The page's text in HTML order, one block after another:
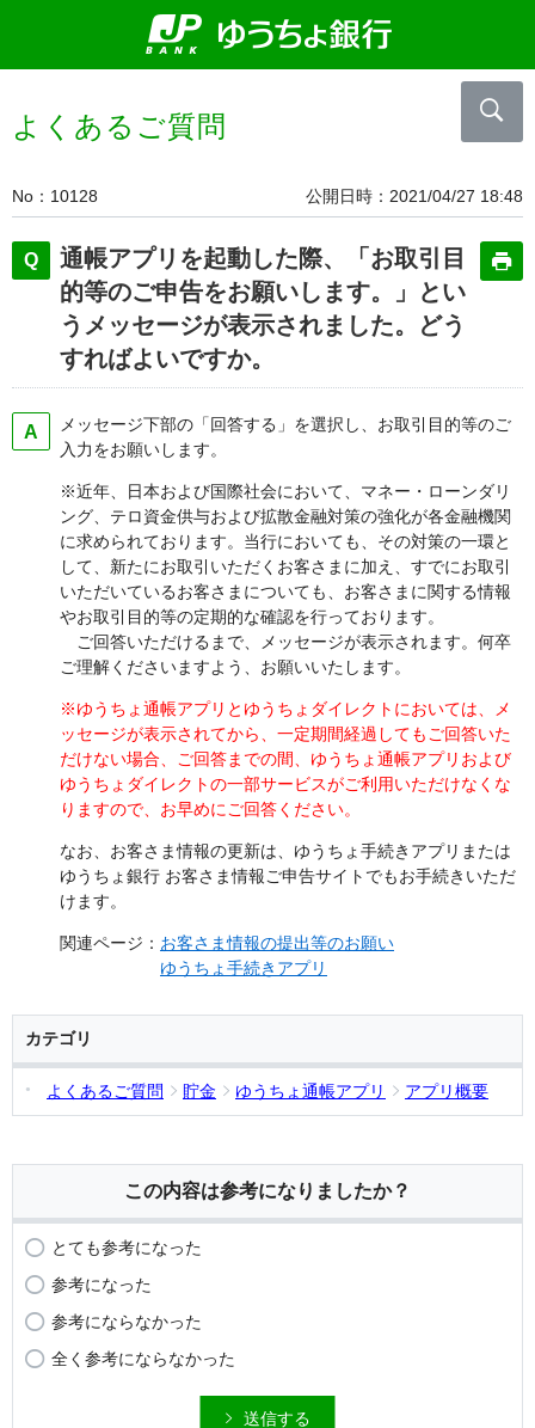
よくあるご質問
No 10128 公開日時 2021/04/27 18:48
通帳アプリを起動した際、「お取引目
的等のご申告をお願いします。」とい
うメッセージが表示されました。どう
すればよいですか。
メッセージ下部の「回答する」を選択し、お取引目的等のご
入力をお願いします。
※近年、日本および国際社会において、マネー・ローンダリ
ング、テロ資金供与および拡散金融対策の強化が各金融機関
に求められております。当行においても、その対策の一環と
して、新たにお取引いただくお客さまに加え、すでにお取引
いただいているお客さまについても、お客さまに関する情報
やお取引目的等の定期的な確認を行っております。
ご回答いただけるまで、メッセージが表示されます。何卒
ご理解くださいますよう、お願いいたします。
※ゆうちょ通帳アプリとゆうちょダイレクトにおいては、メ
ッセージが表示されてから、一定期間経過してもご回答いた
だけない場合、ご回答までの間、ゆうちょ通帳アプリおよび
ゆうちょダイレクトの一部サービスがご利用いただけなくな
りますので、お早めにご回答ください。
なお、お客さま情報の更新は、ゆうちょ手続きアプリまたは
ゆうちょ銀行 お客さま情報ご申告サイトでもお手続きいただ
けます。
関連ページ： お客さま情報の提出等のお願い
ゆうちょ手続きアプリ
カテゴリ
よくあるご質問 貯金 ゆうちょ通帳アプリ アプリ概要
この内容は参考になりましたか？
とても参考になった
参考になった
参考にならなかった
全く参考にならなかった
送信する